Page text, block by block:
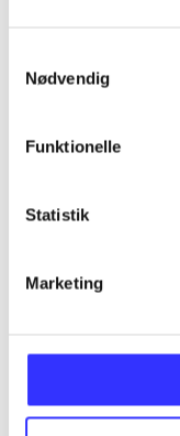
Nødvendig
Funktionelle
Statistik
Marketing
...